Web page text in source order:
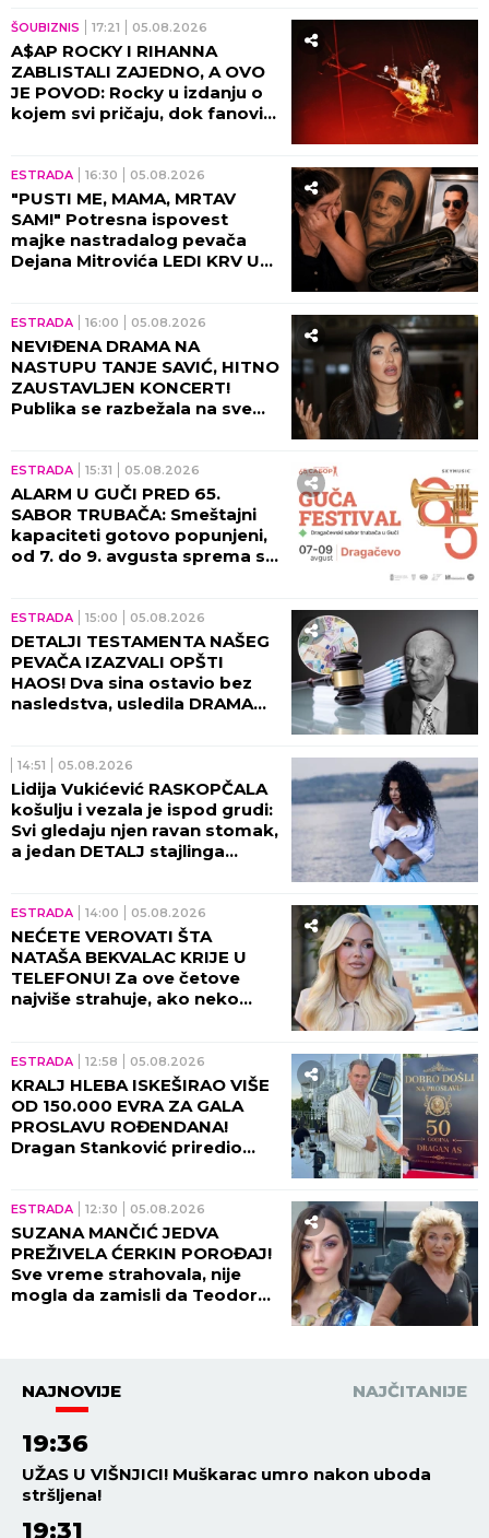
ŠOUBIZNIS 17:21 05.08.2026
A$AP ROCKY I RIHANNA
ZABLISTALI ZAJEDNO, A OVO
JE POVOD: Rocky u izdanju o
kojem svi pričaju, dok fanovi
Beogradskoj Areni!
ESTRADA 16:30 05.08.2026
"PUSTI ME, MAMA, MRTAV
SAM!" Potresna ispovest
majke nastradalog pevača
Dejana Mitrovića LEDI KRV U
ESTRADA 16:00 05.08.2026
NEVIĐENA DRAMA NA
NASTUPU TANJE SAVIĆ, HITNO
ZAUSTAVLJEN KONCERT!
Publika se razbežala na sve
ESTRADA 15:31 05.08.2026
ALARM U GUČI PRED 65.
SABOR TRUBAČA: Smeštajni
kapaciteti gotovo popunjeni,
od 7. do 9. avgusta sprema se
ESTRADA 15:00 05.08.2026
DETALJI TESTAMENTA NAŠEG
PEVAČA IZAZVALI OPŠTI
HAOS! Dva sina ostavio bez
nasledstva, usledila DRAMA
14:51 05.08.2026
Lidija Vukićević RASKOPČALA
košulju i vezala je ispod grudi:
Svi gledaju njen ravan stomak,
a jedan DETALJ stajlinga
ESTRADA 14:00 05.08.2026
NEĆETE VEROVATI ŠTA
NATAŠA BEKVALAC KRIJE U
TELEFONU! Za ove četove
najviše strahuje, ako neko
ESTRADA 12:58 05.08.2026
KRALJ HLEBA ISKEŠIRAO VIŠE
OD 150.000 EVRA ZA GALA
PROSLAVU ROĐENDANA!
Dragan Stanković priredio
planu!
ESTRADA 12:30 05.08.2026
SUZANA MANČIĆ JEDVA
PREŽIVELA ĆERKIN POROĐAJ!
Sve vreme strahovala, nije
mogla da zamisli da Teodora
NAJNOVIJE NAJČITANIJE
19:36
UŽAS U VIŠNJICI! Muškarac umro nakon uboda
stršljena!
19:31